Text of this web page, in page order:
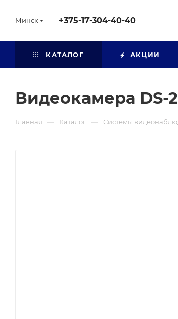
Минск +375-17-304-40-40
КАТАЛОГ АКЦИИ
Видеокамера DS-
Главная — Каталог — Системы